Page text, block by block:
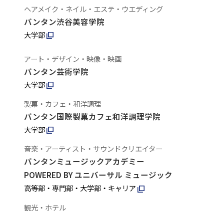
ヘアメイク・ネイル・エステ・ウエディング
バンタン渋谷美容学院
大学部
アート・デザイン・映像・映画
バンタン芸術学院
大学部
製菓・カフェ・和洋調理
バンタン国際製菓カフェ和洋調理学院
大学部
音楽・アーティスト・サウンドクリエイター
バンタンミュージックアカデミー
POWERED BY ユニバーサル ミュージック
高等部・専門部・大学部・キャリア
観光・ホテル